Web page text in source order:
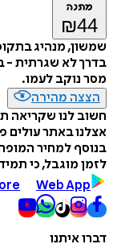
מתנה
₪44
שמשון, מנהיג
בדרך לא שגרתית -
מסר נוקב לעמו.
הצצה מהירה
חשוב לנו שקריאה
אצלנו באתר עולים
בנוסף למחיר
לזמן מוגבל, כי
Web App
דברו איתנו